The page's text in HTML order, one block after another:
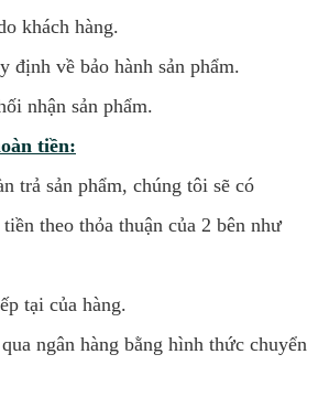
khách hàng.
định về bảo hành sản phẩm.
nhận sản phẩm.
tiền:
trả sản phẩm, chúng tôi sẽ có
theo thỏa thuận của 2 bên như
tại của hàng.
ngân hàng bằng hình thức chuyển